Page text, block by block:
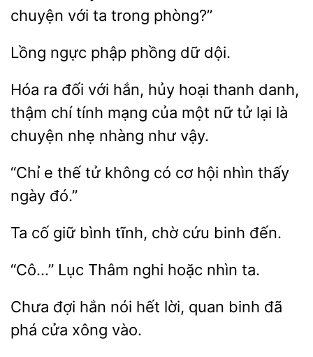
chuyện với
trong phòng?”
phập phồng dội.
Hóa ra đối với hắn, hủy
thanh danh,
thậm chí tính mạng của một nữ tử
là
nhẹ nhàng như vậy.
“Chỉ thế không có cơ
nhìn thấy
ngày đó.”
cố giữ tĩnh, cứu binh đến.
nghi hoặc nhìn ta.
Chưa đợi hắn
lời, quan binh
phá cửa xông vào.